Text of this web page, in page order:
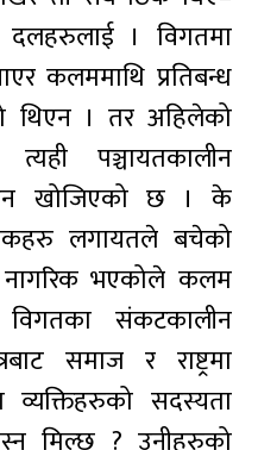
दलहरुलाई । विगतमा
कलममाथि प्रतिबन्ध
। तर अहिलेको
त्यही पञ्चायतकालीन
खोजिएको छ । के
लगायतले बचेको
नागरिक भएकोले कलम
संकटकालीन
समाज र राष्ट्रमा
सदस्यता